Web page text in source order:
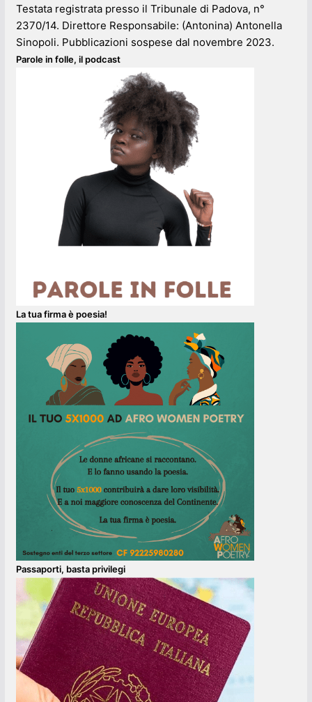
Testata registrata presso il Tribunale di Padova, n°
2370/14. Direttore Responsabile: (Antonina) Antonella
Sinopoli. Pubblicazioni sospese dal novembre 2023.
Parole in folle, il podcast
La tua firma è poesia!
Passaporti, basta privilegi